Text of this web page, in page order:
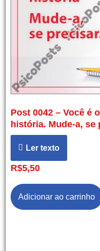
Post 0042 – Você é
história. Mude-a, se
Ler texto
R$5,50
Adicionar ao carrinho